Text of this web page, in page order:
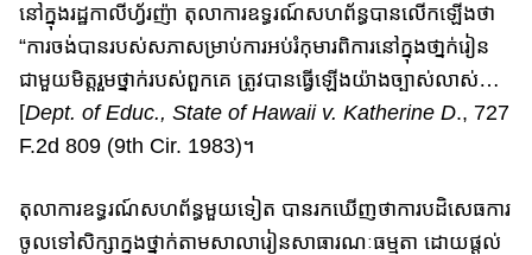
នៅក្នុងរដ្ឋកាលីហ្វ័រញ៉ា តុលាការឧទ្ធរណ៍សហព័ន្ធបានលើកឡើងថា
“ការច​ង់​​បាន​របស់​សភា​សម្រាប់​ការអប់រំ​កុមារ​ពិការនៅក្នុងថា្នក់រៀន​
ជាមួយមិត្តរួមថ្នាក់​របស់ពួកគេ ត្រូវបានធ្វើឡើងយ៉ាងច្បាស់លាស់…
[Dept. of Educ., State of Hawaii v. Katherine D., 727
F.2d 809 (9th Cir. 1983)។
តុលាការឧទ្ធរណ៍សហព័ន្ធមួយទៀត បានរកឃើញថាការបដិសេធការ​
ចូលទៅ​សិក្សា​​ក្នុង​ថ្នាក់តាម​សាលា​រៀន​សាធារណៈ​ធម្ម​តា ដោយផ្តល់​